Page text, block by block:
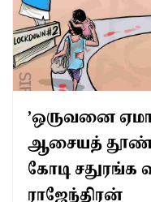
’ஒருவனை
ஆசையத்
கோடி சதுரங்க
ராஜேந்திரன்